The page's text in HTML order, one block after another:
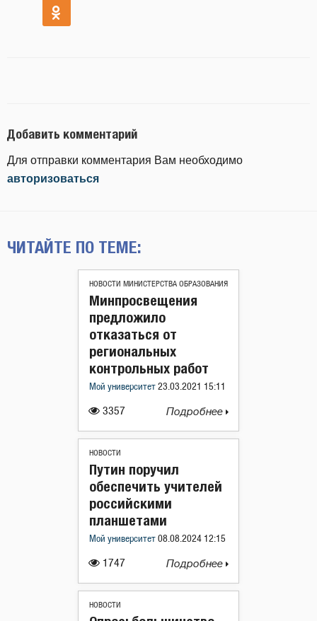
Добавить комментарий
Для отправки комментария Вам необходимо
авторизоваться
ЧИТАЙТЕ ПО ТЕМЕ:
НОВОСТИ МИНИСТЕРСТВА ОБРАЗОВАНИЯ
3357
Минпросвещения
предложило
отказаться от
региональных
контрольных работ
Мой университет 23.03.2021 15:11
Подробнее
НОВОСТИ
1747
Путин поручил
обеспечить учителей
российскими
планшетами
Мой университет 08.08.2024 12:15
Подробнее
НОВОСТИ